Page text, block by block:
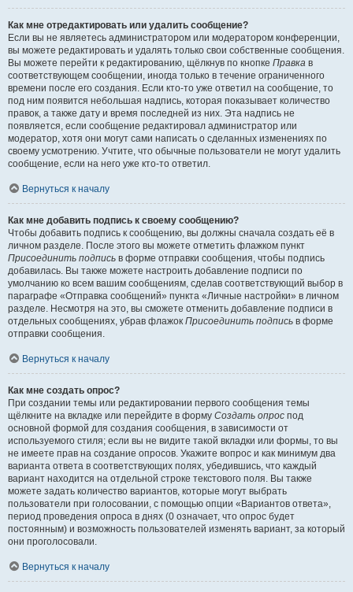
Как мне отредактировать или удалить сообщение?
Если вы не являетесь администратором или модератором конференции,
вы можете редактировать и удалять только свои собственные сообщения.
Вы можете перейти к редактированию, щёлкнув по кнопке Правка в
соответствующем сообщении, иногда только в течение ограниченного
времени после его создания. Если кто-то уже ответил на сообщение, то
под ним появится небольшая надпись, которая показывает количество
правок, а также дату и время последней из них. Эта надпись не
появляется, если сообщение редактировал администратор или
модератор, хотя они могут сами написать о сделанных изменениях по
своему усмотрению. Учтите, что обычные пользователи не могут удалить
сообщение, если на него уже кто-то ответил.
Вернуться к началу
Как мне добавить подпись к своему сообщению?
Чтобы добавить подпись к сообщению, вы должны сначала создать её в
личном разделе. После этого вы можете отметить флажком пункт
Присоединить подпись в форме отправки сообщения, чтобы подпись
добавилась. Вы также можете настроить добавление подписи по
умолчанию ко всем вашим сообщениям, сделав соответствующий выбор в
параграфе «Отправка сообщений» пункта «Личные настройки» в личном
разделе. Несмотря на это, вы сможете отменить добавление подписи в
отдельных сообщениях, убрав флажок Присоединить подпись в форме
отправки сообщения.
Вернуться к началу
Как мне создать опрос?
При создании темы или редактировании первого сообщения темы
щёлкните на вкладке или перейдите в форму Создать опрос под
основной формой для создания сообщения, в зависимости от
используемого стиля; если вы не видите такой вкладки или формы, то вы
не имеете прав на создание опросов. Укажите вопрос и как минимум два
варианта ответа в соответствующих полях, убедившись, что каждый
вариант находится на отдельной строке текстового поля. Вы также
можете задать количество вариантов, которые могут выбрать
пользователи при голосовании, с помощью опции «Вариантов ответа»,
период проведения опроса в днях (0 означает, что опрос будет
постоянным) и возможность пользователей изменять вариант, за который
они проголосовали.
Вернуться к началу